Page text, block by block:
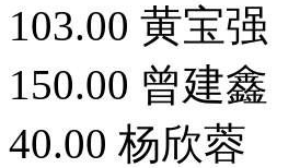
103.00 黄宝强
150.00 曾建鑫
40.00 杨欣蓉